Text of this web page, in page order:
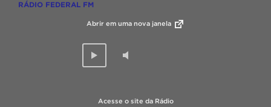
RÁDIO FEDERAL FM
Abrir em uma nova janela
Acesse o site da Rádio